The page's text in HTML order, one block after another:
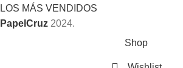
LOS MÁS VENDIDOS
PapelCruz 2024.
Shop